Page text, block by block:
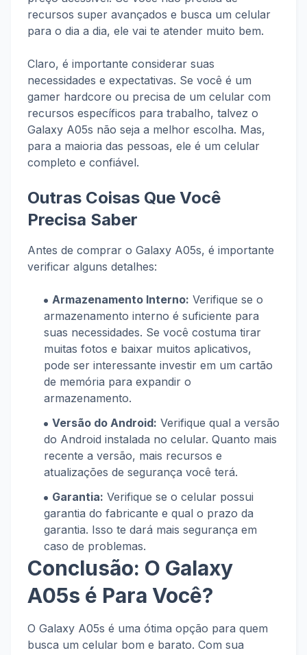
recursos super avançados e busca um celular
para o dia a dia, ele vai te atender muito bem.
Claro, é importante considerar suas
necessidades e expectativas. Se você é um
gamer hardcore ou precisa de um celular com
recursos específicos para trabalho, talvez o
Galaxy A05s não seja a melhor escolha. Mas,
para a maioria das pessoas, ele é um celular
completo e confiável.
Outras Coisas Que Você
Precisa Saber
Antes de comprar o Galaxy A05s, é importante
verificar alguns detalhes:
Armazenamento Interno: Verifique se o
armazenamento interno é suficiente para
suas necessidades. Se você costuma tirar
muitas fotos e baixar muitos aplicativos,
pode ser interessante investir em um cartão
de memória para expandir o
armazenamento.
Versão do Android: Verifique qual a versão
do Android instalada no celular. Quanto mais
recente a versão, mais recursos e
atualizações de segurança você terá.
Garantia: Verifique se o celular possui
garantia do fabricante e qual o prazo da
garantia. Isso te dará mais segurança em
caso de problemas.
Conclusão: O Galaxy
A05s é Para Você?
O Galaxy A05s é uma ótima opção para quem
busca um celular bom e barato. Com sua